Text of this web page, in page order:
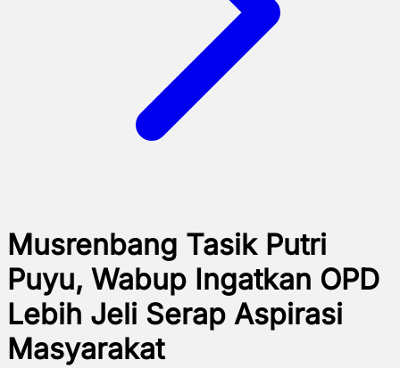
Musrenbang Tasik Putri
Puyu, Wabup Ingatkan OPD
Lebih Jeli Serap Aspirasi
Masyarakat